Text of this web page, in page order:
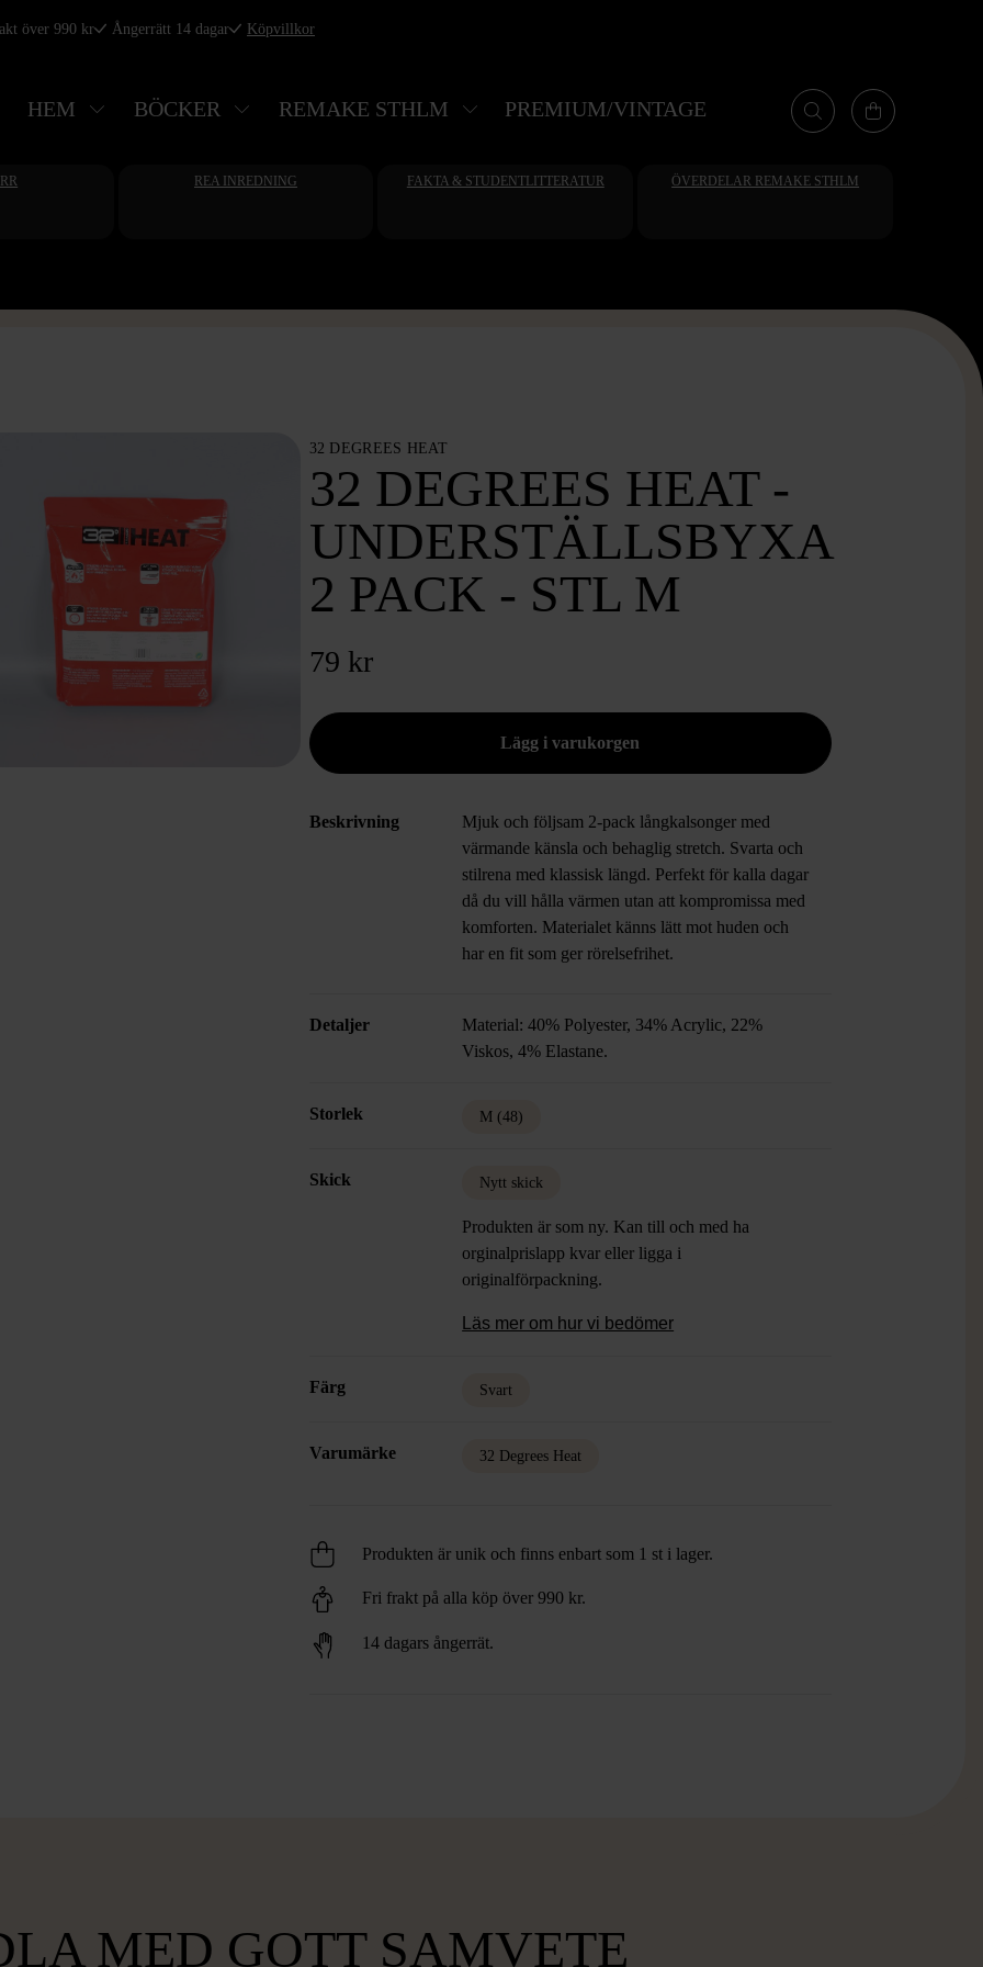
över 990 kr Ångerrätt 14 dagar Köpvillkor
HEM BÖCKER REMAKE STHLM PREMIUM/VINTAGE
REA INREDNING FAKTA & STUDENTLITTERATUR ÖVERDELAR REMAKE STHLM
32 DEGREES HEAT
32 DEGREES HEAT -
UNDERSTÄLLSBYXA
2 PACK - STL M
79 kr
Beskrivning
Mjuk och följsam 2-pack långkalsonger med
värmande känsla och behaglig stretch. Svarta och
stilrena med klassisk längd. Perfekt för kalla dagar
då du vill hålla värmen utan att kompromissa med
komforten. Materialet känns lätt mot huden och
har en fit som ger rörelsefrihet.
Detaljer
Material: 40% Polyester, 34% Acrylic, 22%
Viskos, 4% Elastane.
Storlek M (48)
Skick Nytt skick
Produkten är som ny. Kan till och med ha
orginalprislapp kvar eller ligga i
originalförpackning.
Läs mer om hur vi bedömer
Färg Svart
Varumärke 32 Degrees Heat
Produkten är unik och finns enbart som 1 st i lager.
Fri frakt på alla köp över 990 kr.
14 dagars ångerrät.
MED GOTT SAMVETE